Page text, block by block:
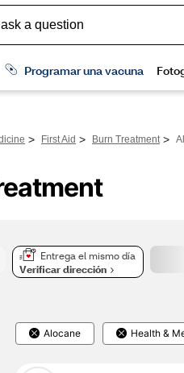
> First Aid > Burn Treatment >
Entrega el mismo día
Verificar dirección
Alocane Health &